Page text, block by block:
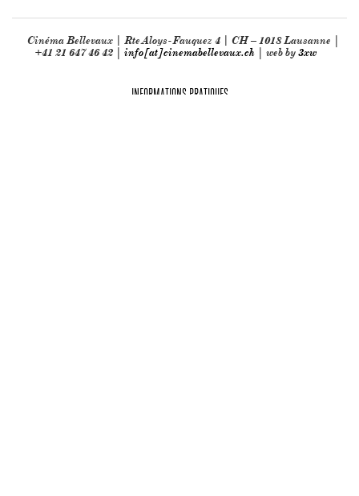
Cinéma Bellevaux | Rte Aloys-Fauquez 4 | CH – 1018 Lausanne |
+41 21 647 46 42 | info[at]cinemabellevaux.ch | web by3xw
INFORMATIONS PRATIQUES